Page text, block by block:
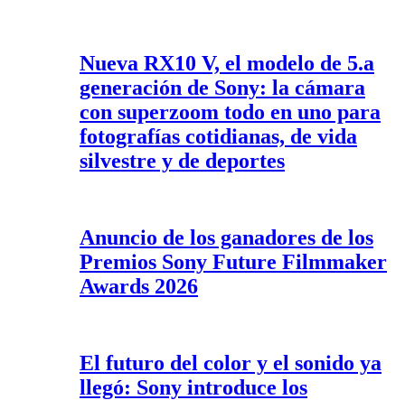
Nueva RX10 V, el modelo de 5.a
generación de Sony: la cámara
con superzoom todo en uno para
fotografías cotidianas, de vida
silvestre y de deportes
Anuncio de los ganadores de los
Premios Sony Future Filmmaker
Awards 2026
El futuro del color y el sonido ya
llegó: Sony introduce los